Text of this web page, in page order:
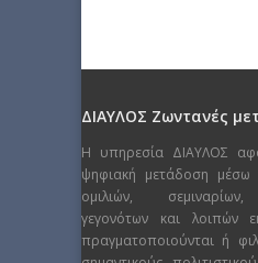
ΔΙΑΥΛΟΣ Ζωντανές
Η υπηρεσία ΔΙΑΥΛΟΣ
ψηφιακή μετάδοση μέσω
ομιλιών, σεμιναρίων,
γεγονότων και λοιπών
πραγματοποιούνται ή